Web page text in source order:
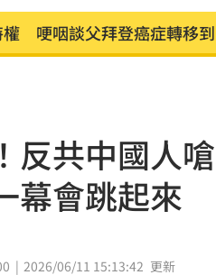
權 哽咽談父拜登癌症轉移
雨帶特別紮實 鄭明典：別
通天河「爆乳正妹伴漂」
遭詐 網朝聖郭董大小姐貼
店家玻璃門被吹爆」員工嚇
反共中國人
幕會跳起來
2026/06/11 15:13:42 更新